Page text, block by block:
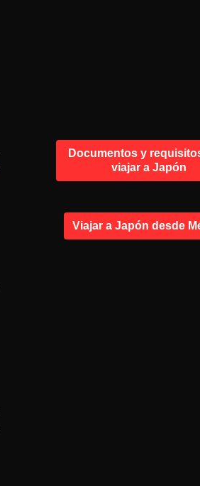
Documentos y
viajar a Japón
Viajar a Japón desde